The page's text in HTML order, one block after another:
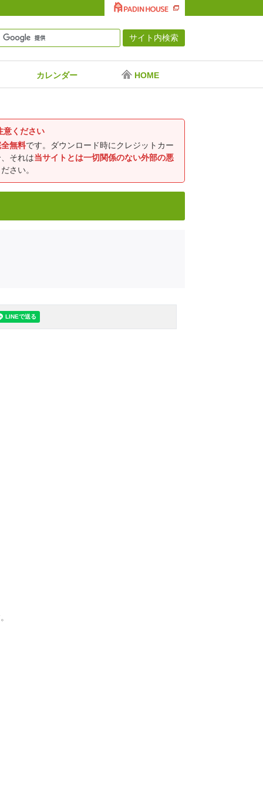
カレンダー HOME
意ください
無料です。ダウンロード時にクレジットカー
それは当サイトとは一切関係のない外部の悪
さい。